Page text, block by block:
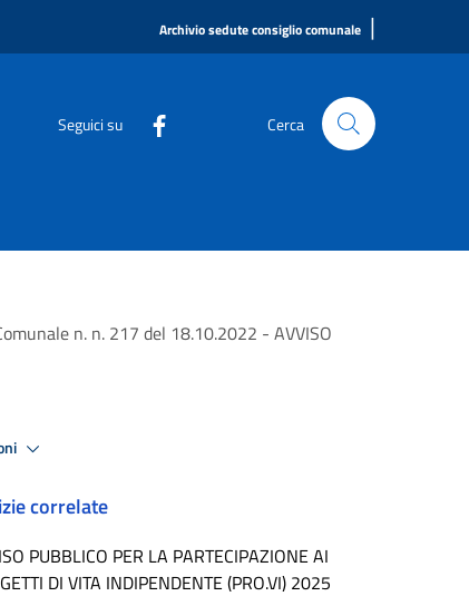
Archivio sedute consiglio comunale |
Seguici su Cerca
n. n. 217 del 18.10.2022 - AVVISO
correlate
PUBBLICO PER LA PARTECIPAZIONE AI
DI VITA INDIPENDENTE (PRO.VI) 2025